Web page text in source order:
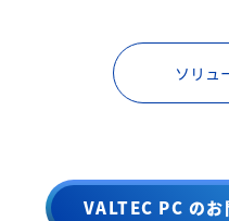
ソリュ
VALTEC PC の